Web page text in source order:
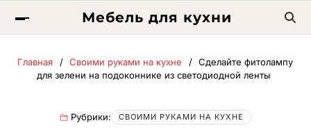
Мебель для кухни
Главная Своими руками на кухне
Сделайте фитолампу
для зелени на подоконнике из светодиодной ленты
Рубрики: СВОИМИ РУКАМИ НА КУХНЕ